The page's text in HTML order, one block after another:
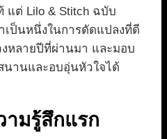
แต่ Lilo & Stitch ฉบับ
เป็นหนึ่งในการดัดแปลงที่ดี
หลายปีที่ผ่านมา และมอบ
านและอบอุ่นหัวใจได้
มรู้สึกแรก